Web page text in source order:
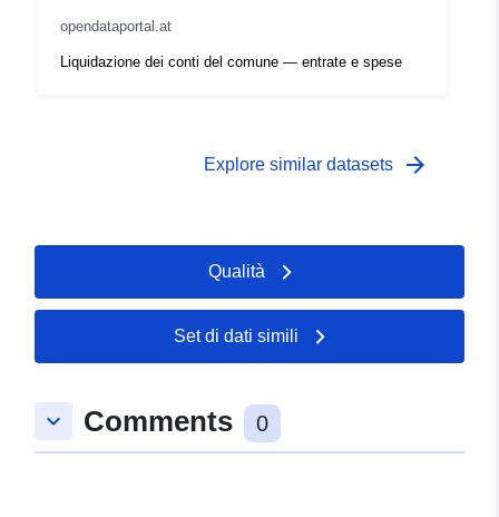
opendataportal.at
Liquidazione dei conti del comune — entrate e spese
Explore similar datasets arrow_forward
Qualità
Set di dati simili
keyboard_arrow_down Comments 0